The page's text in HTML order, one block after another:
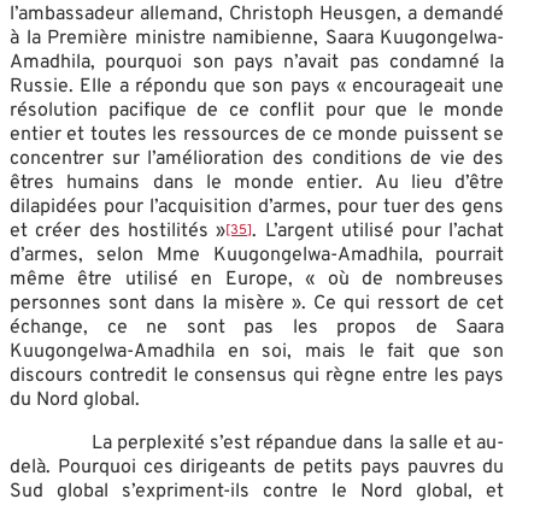
l’ambassadeur allemand, Christoph Heusgen, a demandé
à la Première ministre namibienne, Saara Kuugongelwa-
Amadhila, pourquoi son pays n’avait pas condamné la
Russie. Elle a répondu que son pays « encourageait une
résolution pacifique de ce conflit pour que le monde
entier et toutes les ressources de ce monde puissent se
concentrer sur l’amélioration des conditions de vie des
êtres humains dans le monde entier. Au lieu d’être
dilapidées pour l’acquisition d’armes, pour tuer des gens
et créer des hostilités »[35]. L’argent utilisé pour l’achat
d’armes, selon Mme Kuugongelwa-Amadhila, pourrait
même être utilisé en Europe, « où de nombreuses
personnes sont dans la misère ». Ce qui ressort de cet
échange, ce ne sont pas les propos de Saara
Kuugongelwa-Amadhila en soi, mais le fait que son
discours contredit le consensus qui règne entre les pays
du Nord global.
La perplexité s’est répandue dans la salle et au-
delà. Pourquoi ces dirigeants de petits pays pauvres du
Sud global s’expriment-ils contre le Nord global, et